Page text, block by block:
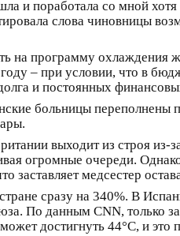
и поработала со мной
слова чиновницы
на программу охлаждения
– при условии, что в
и постоянных
больницы переполнены
выходит из строя из-
огромные очереди.
медсестер
сразу на 340%. В
По данным CNN, только
достигнуть 44°C, и